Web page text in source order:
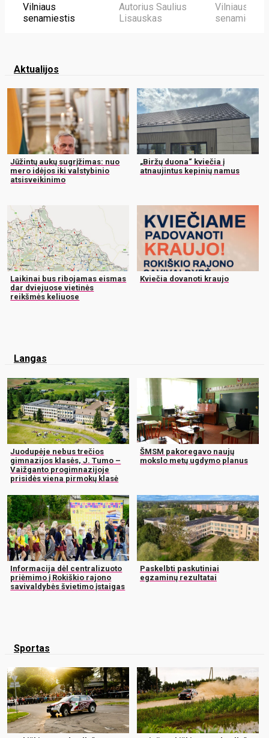
Vilniaus
senamiestis
Autorius Saulius
Lisauskas
Vilniaus
senamiestis
Aktualijos
Jūžintų aukų sugrįžimas: nuo
mero idėjos iki valstybinio
atsisveikinimo
„Biržų duona“ kviečia į
atnaujintus kepinių namus
Laikinai bus ribojamas eismas
dar dviejuose vietinės
reikšmės keliuose
Kviečia dovanoti kraujo
Langas
Juodupėje nebus trečios
gimnazijos klasės, J. Tumo –
Vaižganto progimnazijoje
prisidės viena pirmokų klasė
ŠMSM pakoregavo naujų
mokslo metų ugdymo planus
Informacija dėl centralizuoto
priėmimo į Rokiškio rajono
savivaldybės švietimo įstaigas
Paskelbti paskutiniai
egzaminų rezultatai
Sportas